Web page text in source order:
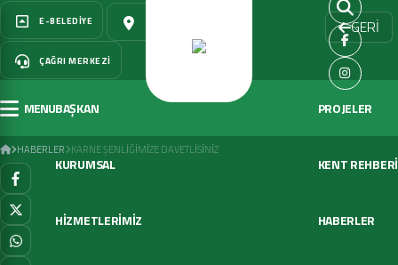
E-BELEDIYE
ÇAĞRI MERKEZI
MENUBAŞKAN
KURUMSAL
HİZMETLERİMİZ
PROJELER
KENT REHBERİ
HABERLER
KARNE ŞENLİĞİMİZE DAVETLİSİNİZ
HABERLER KARNE ŞENLİĞİMİZE DAVETLİSİNİZ
GERİ